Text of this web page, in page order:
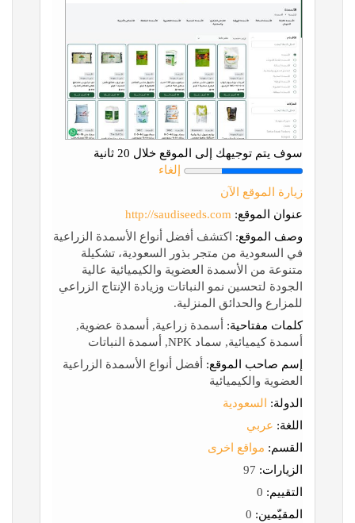
سوف يتم توجيهك إلى الموقع خلال 20 ثانية
إلغاء
زيارة الموقع الآن
عنوان الموقع: http://saudiseeds.com
وصف الموقع: اكتشف أفضل أنواع الأسمدة الزراعية
في السعودية من متجر بذور السعودية، تشكيلة
متنوعة من الأسمدة العضوية والكيميائية عالية
الجودة لتحسين نمو النباتات وزيادة الإنتاج الزراعي
للمزارع والحدائق المنزلية.
كلمات مفتاحية: أسمدة زراعية, أسمدة عضوية,
أسمدة كيميائية, سماد NPK, أسمدة النباتات
إسم صاحب الموقع: أفضل أنواع الأسمدة الزراعية
العضوية والكيميائية
الدولة:
السعودية
اللغة: عربي
القسم: مواقع اخرى
الزيارات:
التقييم:
المقيّمين: